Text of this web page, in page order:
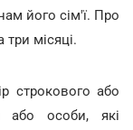
його сім'ї. Про
місяці.
строкового або
або особи, які